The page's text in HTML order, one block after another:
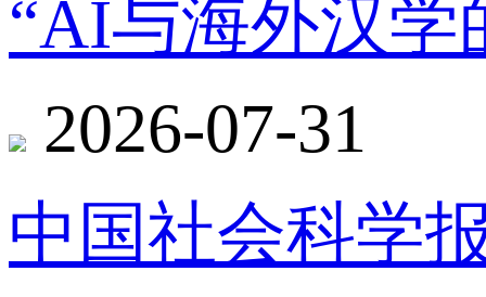
“AI与海外汉学
2026-07-31
中国社会科学